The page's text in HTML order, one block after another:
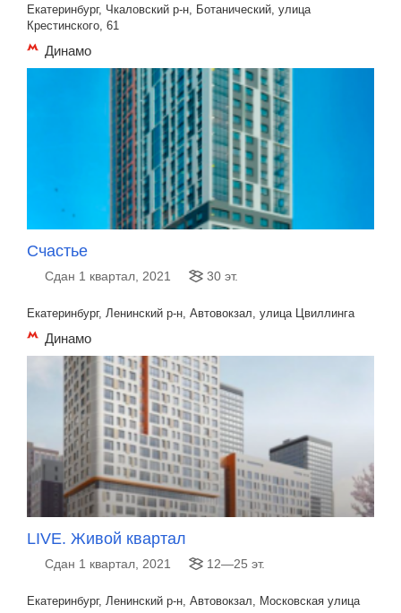
Екатеринбург, Чкаловский р-н, Ботанический, улица
Крестинского, 61
Динамо
Счастье
Сдан 1 квартал, 2021 30 эт.
Екатеринбург, Ленинский р-н, Автовокзал, улица Цвиллинга
Динамо
LIVE. Живой квартал
Сдан 1 квартал, 2021 12—25 эт.
Екатеринбург, Ленинский р-н, Автовокзал, Московская улица